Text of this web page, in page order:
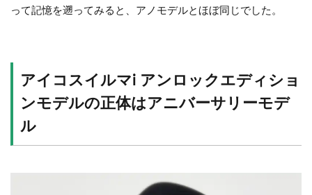
って記憶を遡ってみると、アノモデルとほぼ同じでした。
アイコスイルマi アンロックエディショ
ンモデルの正体はアニバーサリーモデ
ル